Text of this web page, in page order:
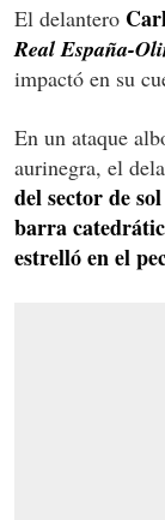
El delantero
Real España-
impactó en su
En un ataque
aurinegra, el
del sector de
barra
estrellóen el